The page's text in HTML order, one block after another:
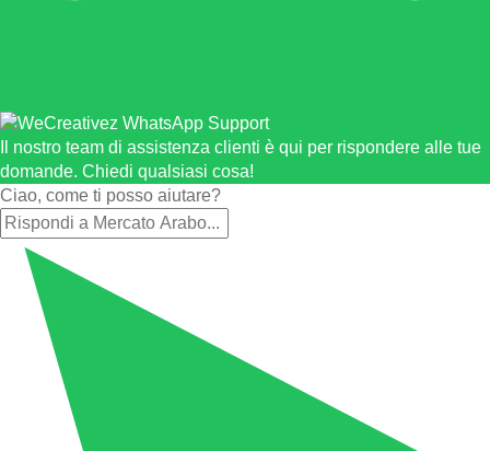
Il nostro team di assistenza clienti è qui per rispondere alle tue
domande. Chiedi qualsiasi cosa!
Ciao, come ti posso aiutare?